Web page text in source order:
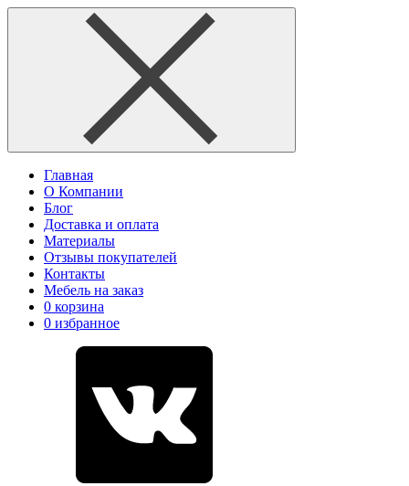
Главная
О Компании
Блог
Доставка и оплата
Материалы
Отзывы покупателей
Контакты
Мебель на заказ
0 корзина
0 избранное